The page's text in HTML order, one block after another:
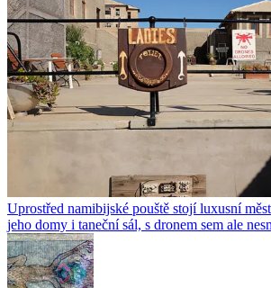
Uprostřed namibijské pouště stojí luxusní
jeho domy i taneční sál, s dronem sem ale